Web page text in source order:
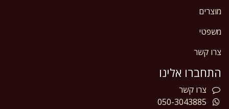
מוצרים
משפטי
צרו קשר
התחברו אלינו
צרו קשר
050-3043885